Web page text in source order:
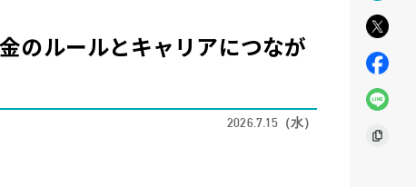
のルールとキャリアにつなが
2026.7.15（水）